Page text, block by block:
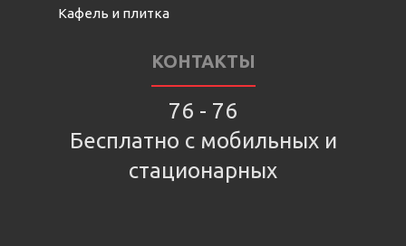
Кафель и плитка
КОНТАКТЫ
76 - 76
Бесплатно с мобильных и
стационарных